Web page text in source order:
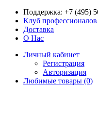
Поддержка: +7 (495)
Клуб профессионалов
Доставка
О Нас
Личный кабинет
Регистрация
Авторизация
Любимые товары (0)